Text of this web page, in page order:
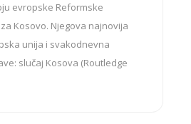
evropske Reformske
za Kosovo. Njegova najnovija
unija i svakodnevna
slučaj Kosova (Routledge